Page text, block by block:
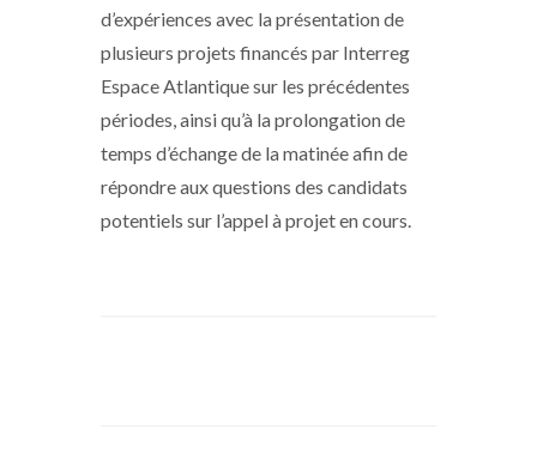
d’expériences avec la présentation de
plusieurs projets financés par Interreg
Espace Atlantique sur les précédentes
périodes, ainsi qu’à la prolongation de
temps d’échange de la matinée afin de
répondre aux questions des candidats
potentiels sur l’appel à projet en cours.